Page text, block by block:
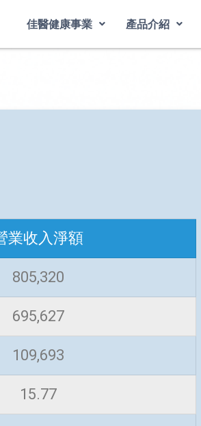
佳醫健康事業 產品介紹
業收入淨額
805,320
695,627
109,693
15.77